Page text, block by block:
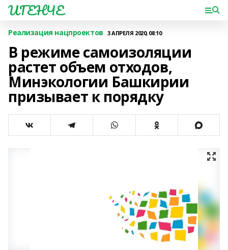
ИГЕНЧЕ
Реализация нацпроектов 3 АПРЕЛЯ 2020, 08:10
В режиме самоизоляции
растет объем отходов,
Минэкологии Башкирии
призывает к порядку